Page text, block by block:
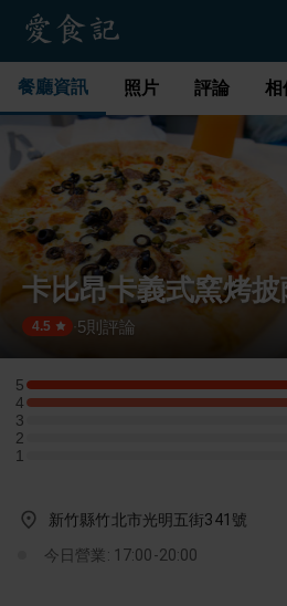
餐廳資訊 照片 評論 相
卡比昂卡義式窯烤披
4.5 5則評論
5
5 星：1 則評論
4
4 星：1 則評論
3
3 星：0 則評論
2
2 星：0 則評論
1
1 星：0 則評論
新竹縣竹北市光明五街341號
今日營業: 17:00-20:00